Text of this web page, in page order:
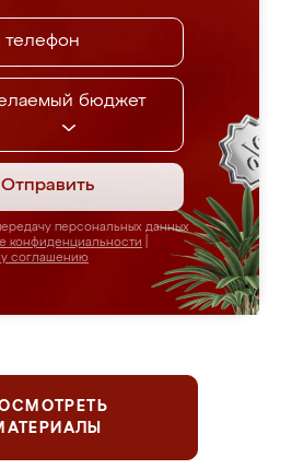
бюджет
Отправить
персональных данных
конфиденциальности
соглашению